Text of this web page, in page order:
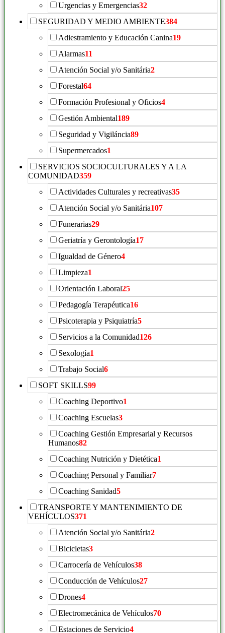
Urgencias y Emergencias32
SEGURIDAD Y MEDIO AMBIENTE384
Adiestramiento y Educación Canina19
Alarmas11
Atención Social y/o Sanitária2
Forestal64
Formación Profesional y Oficios4
Gestión Ambiental189
Seguridad y Vigiláncia89
Supermercados1
SERVICIOS SOCIOCULTURALES Y A LA
COMUNIDAD359
Actividades Culturales y recreativas35
Atención Social y/o Sanitária107
Funerarias29
Geriatría y Gerontología17
Igualdad de Género4
Limpieza1
Orientación Laboral25
Pedagogía Terapéutica16
Psicoterapia y Psiquiatría5
Servicios a la Comunidad126
Sexología1
Trabajo Social6
SOFT SKILLS99
Coaching Deportivo1
Coaching Escuelas3
Coaching Gestión Empresarial y Recursos
Humanos82
Coaching Nutrición y Dietética1
Coaching Personal y Familiar7
Coaching Sanidad5
TRANSPORTE Y MANTENIMIENTO DE
VEHÍCULOS371
Atención Social y/o Sanitária2
Bicicletas3
Carrocería de Vehículos38
Conducción de Vehículos27
Drones4
Electromecánica de Vehículos70
Estaciones de Servicio4